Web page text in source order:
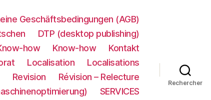
Geschäftsbedingungen (AGB)
DTP (desktop publishing)
how Know-how
Kontakt
Localisation
Localisations
Revision
Révision – Relecture
SERVICES
Rechercher